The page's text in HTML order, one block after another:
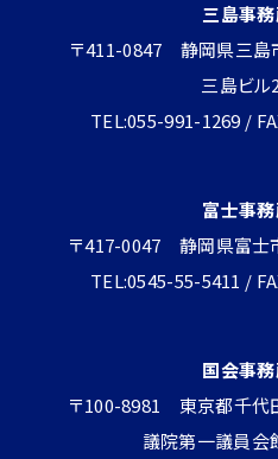
三島事
〒411-0847 静岡県三島
三島ビル
TEL:055-991-1269 /
富士事
〒417-0047 静岡県富士
TEL:0545-55-5411 /
国会事
〒100-8981 東京都千代
議院第一議員会